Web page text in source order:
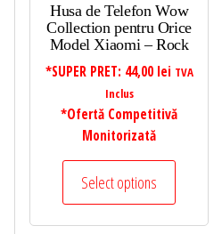
Husa de Telefon Wow
Collection pentru Orice
Model Xiaomi – Rock
*SUPER PRET: 44,00 lei TVA
Inclus
*Ofertă Competitivă
Monitorizată
Select options